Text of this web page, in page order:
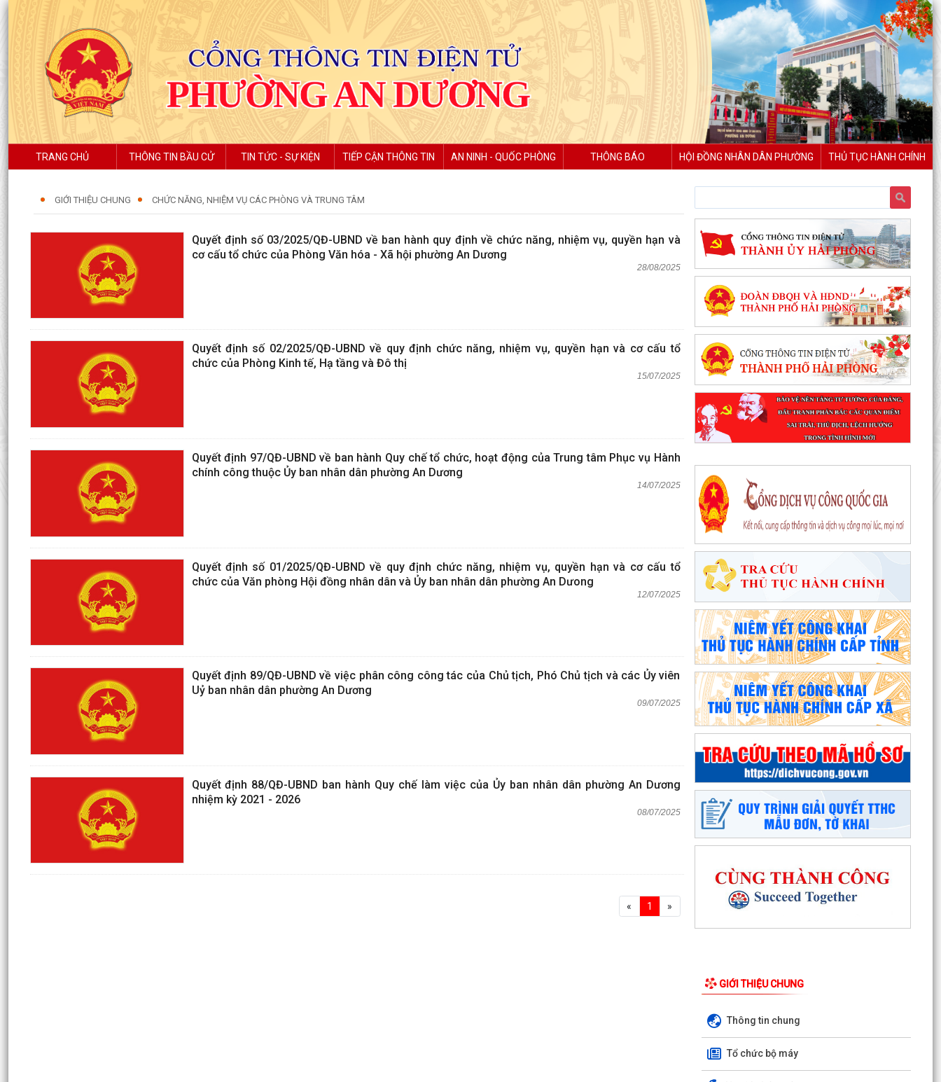
TRANG CHỦ THÔNG TIN BẦU CỬ TIN TỨC - SỰ KIỆN TIẾP CẬN THÔNG TIN AN NINH - QUỐC PHÒNG THÔNG BÁO HỘI ĐỒNG NHÂN DÂN PHƯỜNG THỦ TỤC HÀNH CHÍNH
GIỚI THIỆU CHUNG CHỨC NĂNG, NHIỆM VỤ CÁC PHÒNG VÀ TRUNG TÂM
Quyết định số 03/2025/QĐ-UBND về ban hành quy định về chức năng, nhiệm vụ, quyền hạn và
cơ cấu tổ chức của Phòng Văn hóa - Xã hội phường An Dương
28/08/2025
Quyết định số 02/2025/QĐ-UBND về quy định chức năng, nhiệm vụ, quyền hạn và cơ cấu tổ
chức của Phòng Kinh tế, Hạ tầng và Đô thị
15/07/2025
Quyết định 97/QĐ-UBND về ban hành Quy chế tổ chức, hoạt động của Trung tâm Phục vụ Hành
chính công thuộc Ủy ban nhân dân phường An Dương
14/07/2025
Quyết định số 01/2025/QĐ-UBND về quy định chức năng, nhiệm vụ, quyền hạn và cơ cấu tổ
chức của Văn phòng Hội đồng nhân dân và Ủy ban nhân dân phường An Dưong
12/07/2025
Quyết định 89/QĐ-UBND về việc phân công công tác của Chủ tịch, Phó Chủ tịch và các Ủy viên
Uỷ ban nhân dân phường An Dương
09/07/2025
Quyết định 88/QĐ-UBND ban hành Quy chế làm việc của Ủy ban nhân dân phường An Dương
nhiệm kỳ 2021 - 2026
08/07/2025
« 1 »
GIỚI THIỆU CHUNG
Thông tin chung
Tổ chức bộ máy